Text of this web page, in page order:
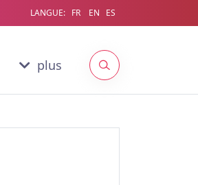
LANGUE: FR EN ES
plus